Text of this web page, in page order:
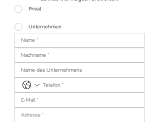
Privat
Unternehmen